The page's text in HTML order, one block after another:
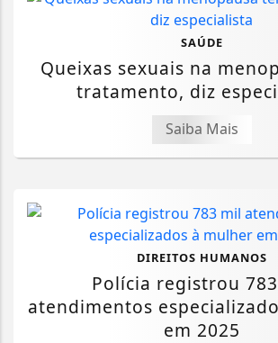
SAÚDE
Queixas sexuais na
tratamento, diz
Saiba Mais
DIREITOS HUMANOS
Polícia registrou
atendimentos
em 2025